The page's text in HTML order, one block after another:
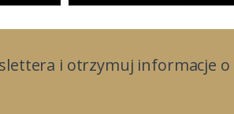
i otrzymuj informacje o